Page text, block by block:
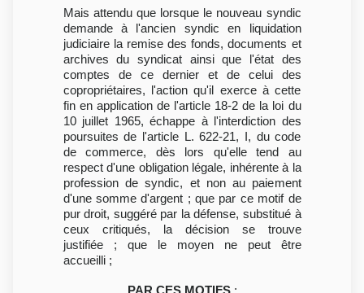
Mais attendu que lorsque le nouveau syndic
demande à l'ancien syndic en liquidation
judiciaire la remise des fonds, documents et
archives du syndicat ainsi que l'état des
comptes de ce dernier et de celui des
copropriétaires, l'action qu'il exerce à cette
fin en application de l'article 18-2 de la loi du
10 juillet 1965, échappe à l'interdiction des
poursuites de l'article L. 622-21, I, du code
de commerce, dès lors qu'elle tend au
respect d'une obligation légale, inhérente à la
profession de syndic, et non au paiement
d'une somme d'argent ; que par ce motif de
pur droit, suggéré par la défense, substitué à
ceux critiqués, la décision se trouve
justifiée ; que le moyen ne peut être
accueilli ;
PAR CES MOTIFS: